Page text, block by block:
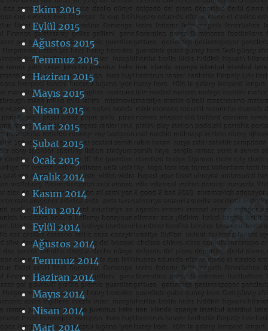
Ekim 2015
Eylül 2015
Ağustos 2015
Temmuz 2015
Haziran 2015
Mayıs 2015
Nisan 2015
Mart 2015
Şubat 2015
Ocak 2015
Aralık 2014
Kasım 2014
Ekim 2014
Eylül 2014
Ağustos 2014
Temmuz 2014
Haziran 2014
Mayıs 2014
Nisan 2014
Mart 2014